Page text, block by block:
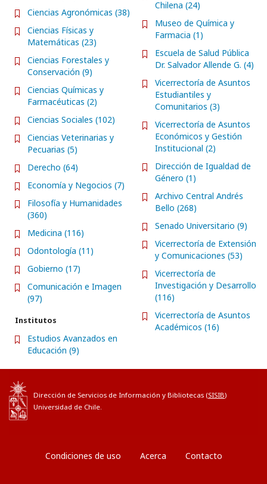
Ciencias Agronómicas (38)
Ciencias Físicas y
Matemáticas (23)
Ciencias Forestales y
Conservación (9)
Ciencias Químicas y
Farmacéuticas (2)
Ciencias Sociales (102)
Ciencias Veterinarias y
Pecuarias (5)
Derecho (64)
Economía y Negocios (7)
Filosofía y Humanidades
(360)
Medicina (116)
Odontología (11)
Gobierno (17)
Comunicación e Imagen
(97)
Institutos
Estudios Avanzados en
Educación (9)
Chilena (24)
Museo de Química y
Farmacia (1)
Escuela de Salud Pública
Dr. Salvador Allende G. (4)
Vicerrectoría de Asuntos
Estudiantiles y
Comunitarios (3)
Vicerrectoría de Asuntos
Económicos y Gestión
Institucional (2)
Dirección de Igualdad de
Género (1)
Archivo Central Andrés
Bello (268)
Senado Universitario (9)
Vicerrectoría de Extensión
y Comunicaciones (53)
Vicerrectoría de
Investigación y Desarrollo
(116)
Vicerrectoría de Asuntos
Académicos (16)
Dirección de Servicios de Información y Bibliotecas (SISIB)
Universidad de Chile.
Condiciones de uso Acerca Contacto